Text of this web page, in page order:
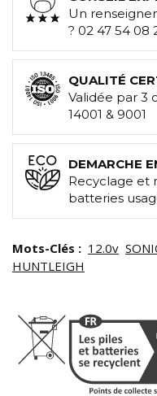
Un
? 02 47 54 08
QUALITÉ
Validée par 3
14001 & 9001
DEMARCHE
Recyclage et
batteries
Mots-Clés : 12.0v
HUNTLEIGH